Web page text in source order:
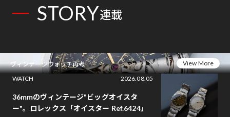
STORY連載
ヴィンテージウォッチ再考
View More
WATCH
2026.08.05
36mmのヴィンテージ"ビッグオイスタ
ー"。ロレックス「オイスター Ref.6424」